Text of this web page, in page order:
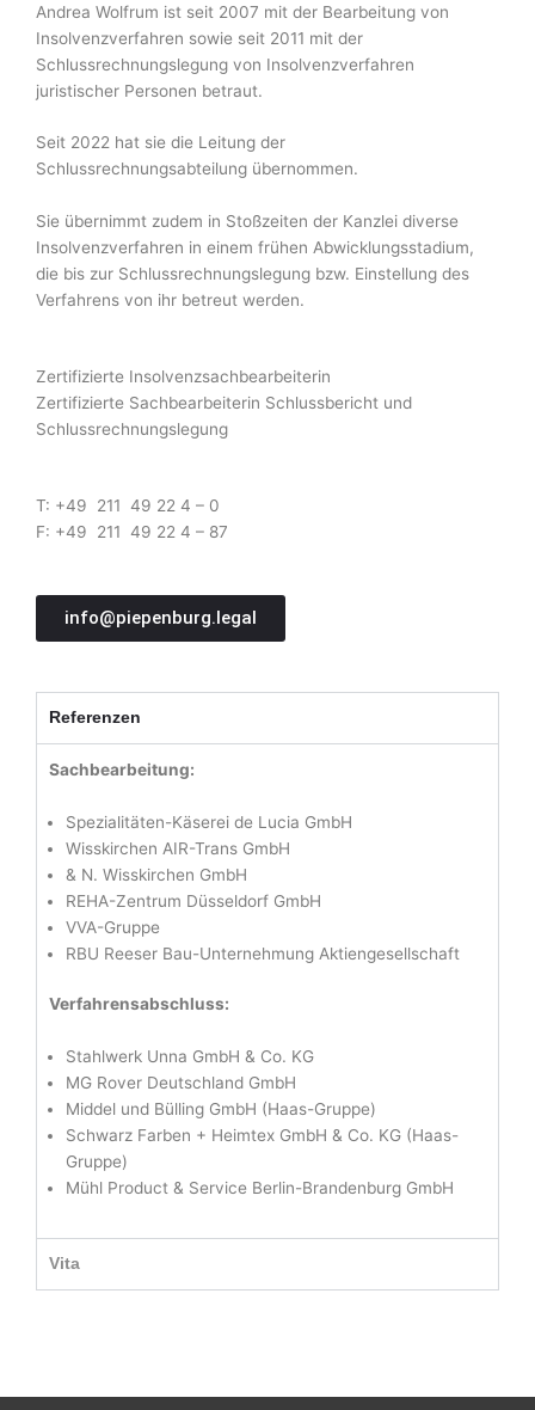
Andrea Wolfrum ist seit 2007 mit der Bearbeitung von
Insolvenzverfahren sowie seit 2011 mit der
Schlussrechnungslegung von Insolvenzverfahren
juristischer Personen betraut.
Seit 2022 hat sie die Leitung der
Schlussrechnungsabteilung übernommen.
Sie übernimmt zudem in Stoßzeiten der Kanzlei diverse
Insolvenzverfahren in einem frühen Abwicklungsstadium,
die bis zur Schlussrechnungslegung bzw. Einstellung des
Verfahrens von ihr betreut werden.
Zertifizierte Insolvenzsachbearbeiterin
Zertifizierte Sachbearbeiterin Schlussbericht und
Schlussrechnungslegung
T: +49 211 49 22 4 – 0
F: +49 211 49 22 4 – 87
info@piepenburg.legal
Referenzen
Sachbearbeitung:
Spezialitäten-Käserei de Lucia GmbH
Wisskirchen AIR-Trans GmbH
& N. Wisskirchen GmbH
REHA-Zentrum Düsseldorf GmbH
VVA-Gruppe
RBU Reeser Bau-Unternehmung Aktiengesellschaft
Verfahrensabschluss:
Stahlwerk Unna GmbH & Co. KG
MG Rover Deutschland GmbH
Middel und Bülling GmbH (Haas-Gruppe)
Schwarz Farben + Heimtex GmbH & Co. KG (Haas-
Gruppe)
Mühl Product & Service Berlin-Brandenburg GmbH
Vita